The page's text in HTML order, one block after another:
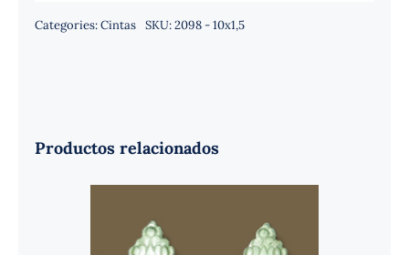
Categories:Cintas SKU:2098 - 10x1,5
Productos relacionados